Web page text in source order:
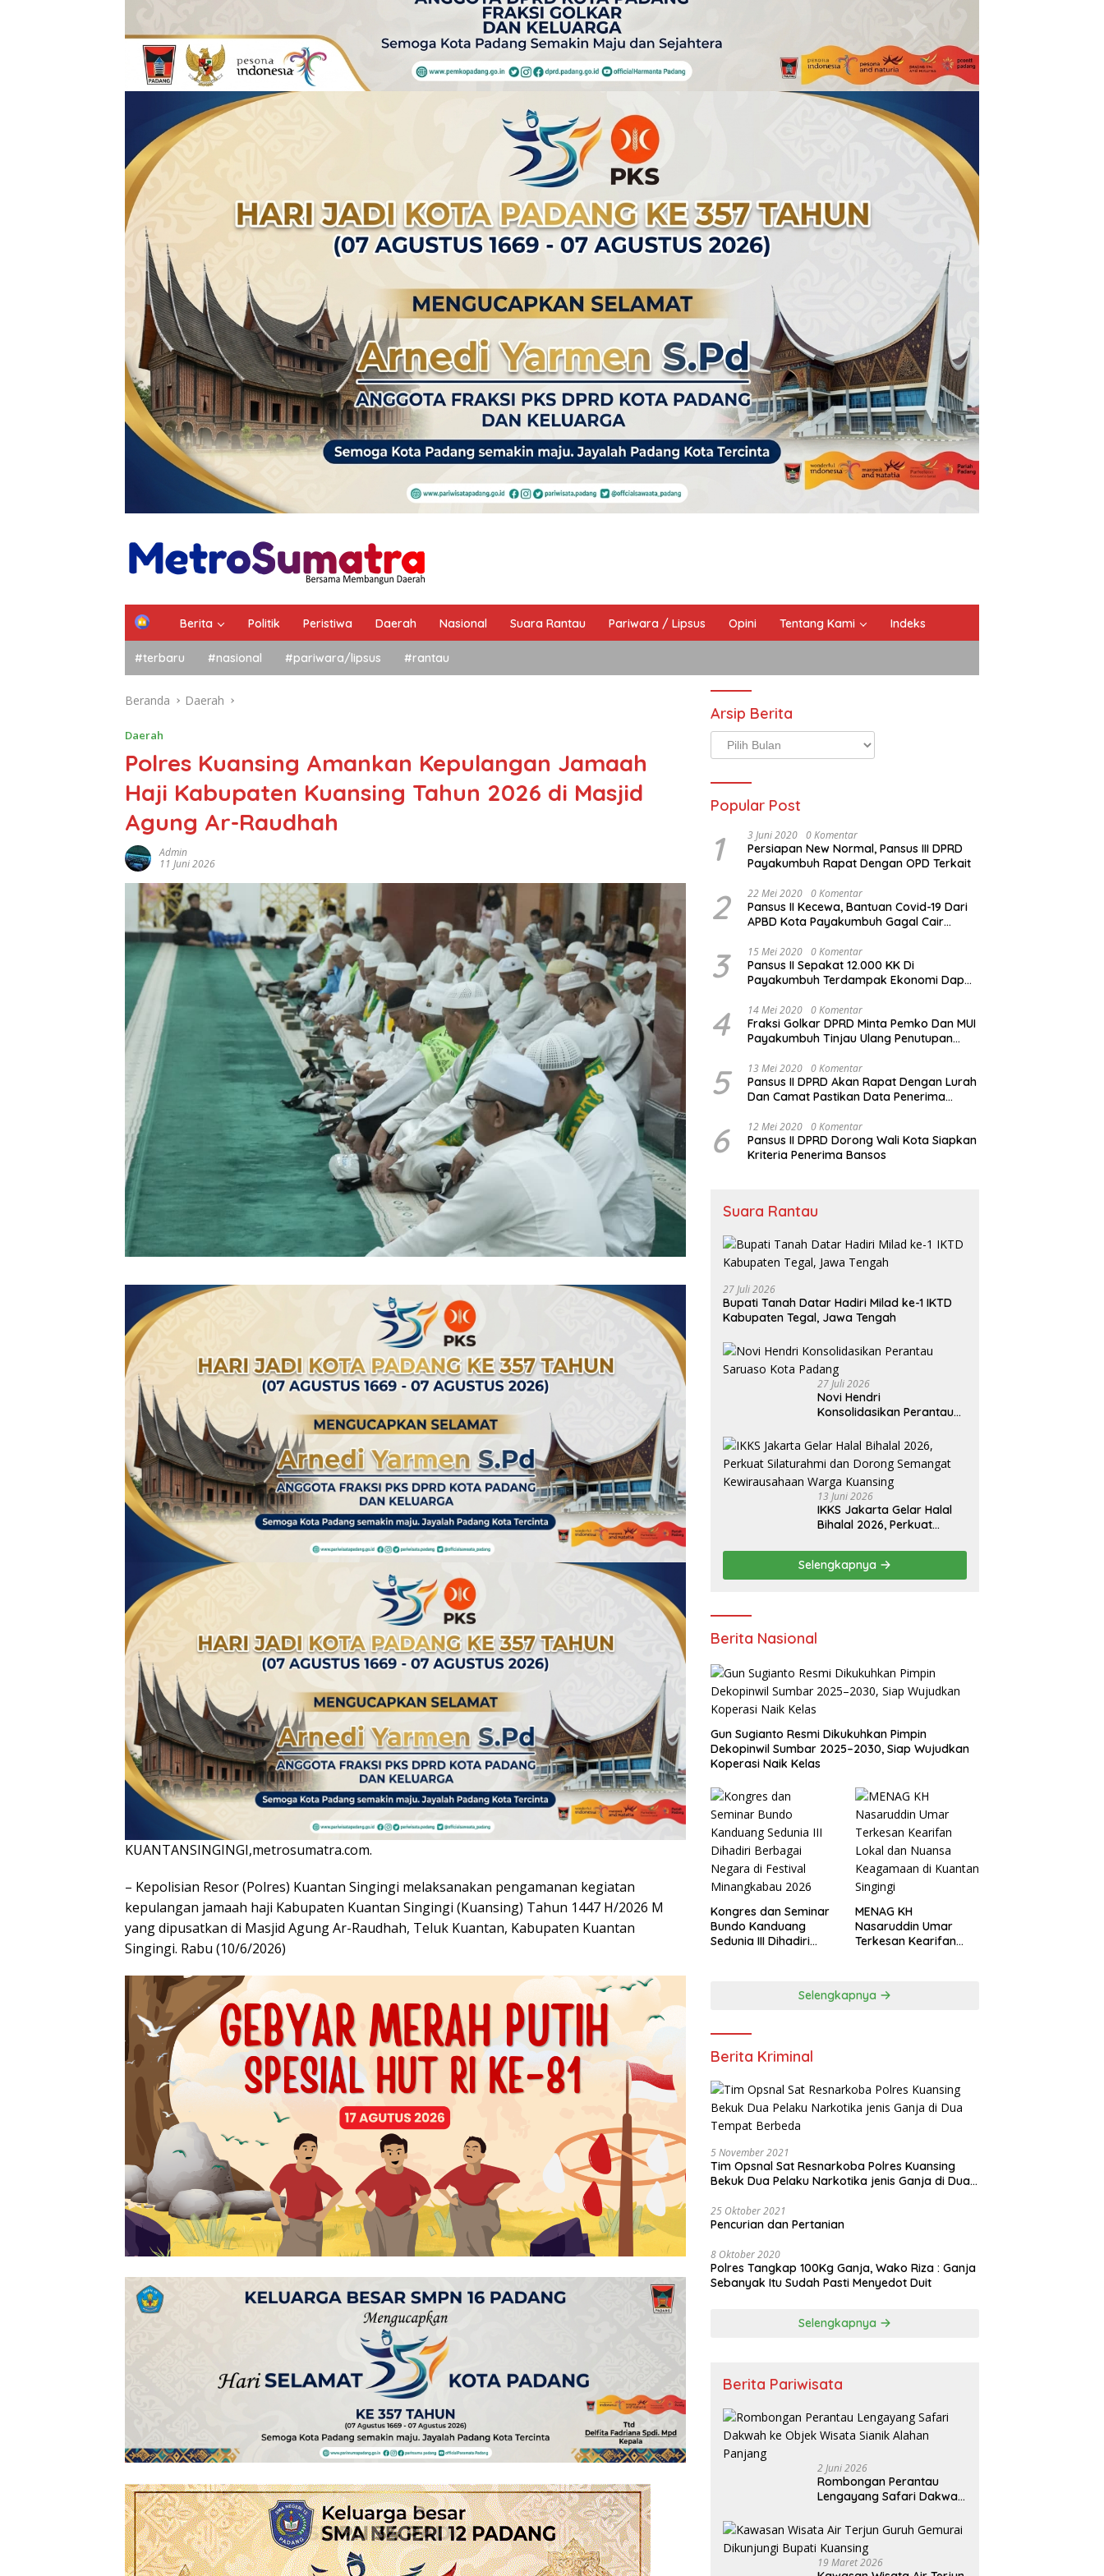
Berita Politik Peristiwa Daerah Nasional Suara Rantau Pariwara / Lipsus Opini Tentang Kami Indeks
#terbaru #nasional #pariwara/lipsus #rantau
Beranda Daerah
Daerah
Polres Kuansing Amankan Kepulangan Jamaah
Haji Kabupaten Kuansing Tahun 2026 di Masjid
Agung Ar-Raudhah
Admin
11 Juni 2026
KUANTANSINGINGI,metrosumatra.com.
– Kepolisian Resor (Polres) Kuantan Singingi melaksanakan pengamanan kegiatan
kepulangan jamaah haji Kabupaten Kuantan Singingi (Kuansing) Tahun 1447 H/2026 M
yang dipusatkan di Masjid Agung Ar-Raudhah, Teluk Kuantan, Kabupaten Kuantan
Singingi. Rabu (10/6/2026)
Arsip Berita
Arsip
Berita
Popular Post
1 3 Juni 2020 0 Komentar
Persiapan New Normal, Pansus III DPRD
Payakumbuh Rapat Dengan OPD Terkait
2 22 Mei 2020 0 Komentar
Pansus II Kecewa, Bantuan Covid-19 Dari
APBD Kota Payakumbuh Gagal Cair
3 15 Mei 2020 0 Komentar
Pansus II Sepakat 12.000 KK Di
Payakumbuh Terdampak Ekonomi Dapat
4 14 Mei 2020 0 Komentar
Fraksi Golkar DPRD Minta Pemko Dan MUI
Payakumbuh Tinjau Ulang Penutupan
5 13 Mei 2020 0 Komentar
Pansus II DPRD Akan Rapat Dengan Lurah
Dan Camat Pastikan Data Penerima
6 12 Mei 2020 0 Komentar
Pansus II DPRD Dorong Wali Kota Siapkan
Kriteria Penerima Bansos
Suara Rantau
27 Juli 2026
Bupati Tanah Datar Hadiri Milad ke-1 IKTD
Kabupaten Tegal, Jawa Tengah
27 Juli 2026
Novi Hendri
Konsolidasikan Perantau
13 Juni 2026
IKKS Jakarta Gelar Halal
Bihalal 2026, Perkuat
Semangat Kewirausahaan
Warga Kuansing
Selengkapnya
Berita Nasional
Gun Sugianto Resmi Dikukuhkan Pimpin
Dekopinwil Sumbar 2025–2030, Siap Wujudkan
Koperasi Naik Kelas
Kongres dan Seminar
Bundo Kanduang
Sedunia III Dihadiri
MENAG KH
Nasaruddin Umar
Terkesan Kearifan
Selengkapnya
Berita Kriminal
5 November 2021
Tim Opsnal Sat Resnarkoba Polres Kuansing
Bekuk Dua Pelaku Narkotika jenis Ganja di Dua
25 Oktober 2021
Pencurian dan Pertanian
8 Oktober 2020
Polres Tangkap 100Kg Ganja, Wako Riza : Ganja
Sebanyak Itu Sudah Pasti Menyedot Duit
Selengkapnya
Berita Pariwisata
2 Juni 2026
Rombongan Perantau
Lengayang Safari Dakwah
Alahan Panjang
19 Maret 2026